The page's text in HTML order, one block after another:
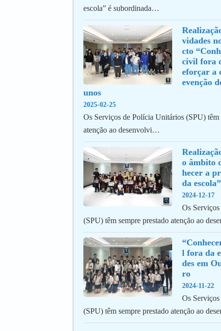
escola” é subordinada…
vidades
cto
civil fora
eforçar a
evenção
unos
2025-02-25
Os Serviços de Polícia Unitários (SPU) têm
atenção ao desenvolvi…
o âmbito
hecer a
da
2024-12-17
Os
(SPU) têm sempre prestado atenção ao
l fora da
des em
ro
2024-11-22
Os
(SPU) têm sempre prestado atenção ao